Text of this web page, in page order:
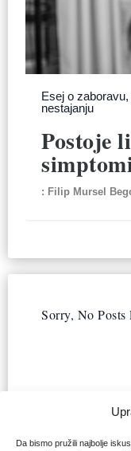
Da bismo pružili najbolje
Esej o
nestajanju
Postoje
Filip Mursel
Sorry, No Posts